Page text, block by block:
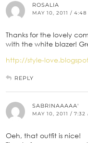
ROSALIA
MAY 10, 2011 / 4:48
Thanks for the lovely
with the white blazer!
http://style-
REPLY
SABRINAAAAA'
MAY 10, 2011 / 7:32
Oeh, that outfit is nice!